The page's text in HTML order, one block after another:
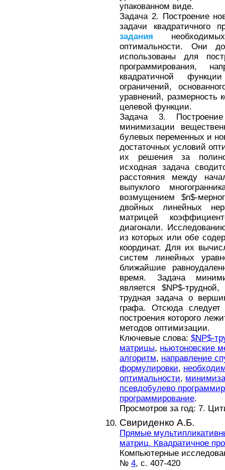
упакованном виде.
Задача 2. Построение
задачи квадратичного
задания
оптимальности. Они
использованы для
программирования,
квадратичной
ограничений,
уравнений, размерность
целевой функции.
Задача 3.
минимизации
булевых переменных и
достаточных условий
их решения за
исходная задача
расстояния между
выпуклого
возмущением $n$-
двойных линейных
матрицей
диагонали.
из которых или обе
координат. Для их
систем линейных
ближайшие
время. Задача
является $NP$-
трудная задача о
графа. Отсюда
построения которого
методов оптимизации.
Ключевые слова: $NP$-
матрицы, ньютоновские
алгоритм, направление
формулировки,
оптимальности,
псевдобулево
программирование.
Просмотров за год: 7.
Свириденко А.Б.
Прямые
матриц. Квадратичное
Компьютерные
№ 4, с. 407-420